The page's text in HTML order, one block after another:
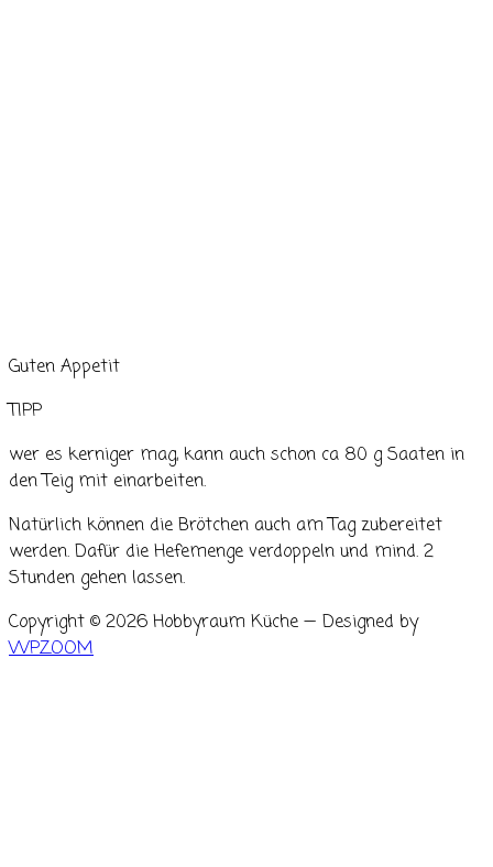
Guten Appetit
TIPP
wer es kerniger mag, kann auch schon ca 80 g Saaten in
den Teig mit einarbeiten.
Natürlich können die Brötchen auch am Tag zubereitet
werden. Dafür die Hefemenge verdoppeln und mind. 2
Stunden gehen lassen.
Copyright © 2026 Hobbyraum Küche — Designed by
WPZOOM